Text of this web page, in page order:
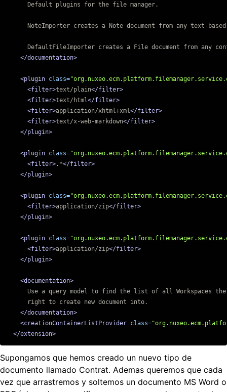
      Default plugins for the file manager.
NoteImporter creates a Note document from any text-
DefaultFileImporter creates a File document from any
</documentation>
<plugin class=
<filter>text/plain</filter>
<filter>text/html</filter>
<filter>application/xhtml+xml</filter>
<filter>text/x-web-markdown</filter>
</plugin>
<plugin class=
<filter>.*</filter>
</plugin>
<plugin class=
<filter>application/zip</filter>
</plugin>
<plugin class=
<filter>application/zip</filter>
</plugin>
<documentation>
Use a query model to find the list of all Workspaces
      right to create new document into.
</documentation>
<creationContainerListProvider class=
</extension>
Supongamos que hemos creado un nuevo tipo de
documento llamado Contrat. Ademas queremos que cada
vez que arrastremos y soltemos un documento MS Word o